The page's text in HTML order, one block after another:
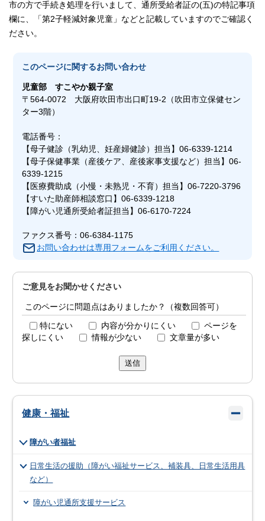
市の方で手続き処理を行いまして、通所受給者証の(五)の特記事項
欄に、「第2子軽減対象児童」などと記載していますのでご確認く
ださい。
このページに関するお問い合わせ
児童部 すこやか親子室
〒564-0072 大阪府吹田市出口町19-2（吹田市立保健セン
ター3階）
電話番号：
【母子健診（乳幼児、妊産婦健診）担当】06-6339-1214
【母子保健事業（産後ケア、産後家事支援など）担当】06-
6339-1215
【医療費助成（小慢・未熟児・不育）担当】06-7220-3796
【すいた助産師相談窓口】06-6339-1218
【障がい児通所受給者証担当】06-6170-7224
ファクス番号：06-6384-1175
お問い合わせは専用フォームをご利用ください。
ご意見をお聞かせください
このページに問題点はありましたか？（複数回答可）
特にない 内容が分かりにくい
ページを
探しにくい
情報が少ない 文章量が多い
送信
健康・福祉
障がい者福祉
日常生活の援助（障がい福祉サービス、補装具、日常生活用具
など）
障がい児通所支援サービス